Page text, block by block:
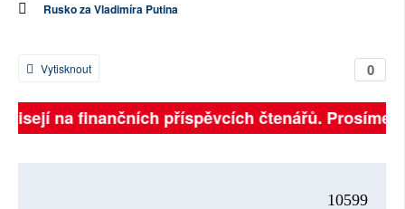
Rusko za Vladimíra Putina
0
Vytisknout
na finančních příspěvcích čtenářů. Prosíme,
10599